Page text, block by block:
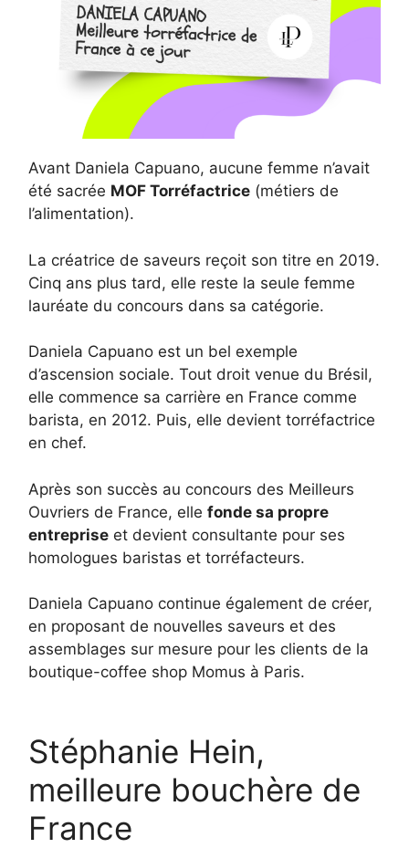
Avant Daniela Capuano, aucune femme n’avait
été sacrée MOF Torréfactrice (métiers de
l’alimentation).
La créatrice de saveurs reçoit son titre en 2019.
Cinq ans plus tard, elle reste la seule femme
lauréate du concours dans sa catégorie.
Daniela Capuano est un bel exemple
d’ascension sociale. Tout droit venue du Brésil,
elle commence sa carrière en France comme
barista, en 2012. Puis, elle devient torréfactrice
en chef.
Après son succès au concours des Meilleurs
Ouvriers de France, elle fonde sa propre
entreprise et devient consultante pour ses
homologues baristas et torréfacteurs.
Daniela Capuano continue également de créer,
en proposant de nouvelles saveurs et des
assemblages sur mesure pour les clients de la
boutique-coffee shop Momus à Paris.
Stéphanie Hein,
meilleure bouchère de
France